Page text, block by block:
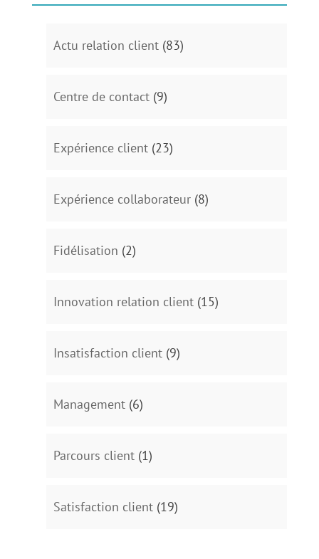
Actu relation client(83)
Centre de contact(9)
Expérience client(23)
Expérience collaborateur(8)
Fidélisation (2)
Innovation relation client(15)
Insatisfaction client(9)
Management(6)
Parcours client(1)
Satisfaction client(19)